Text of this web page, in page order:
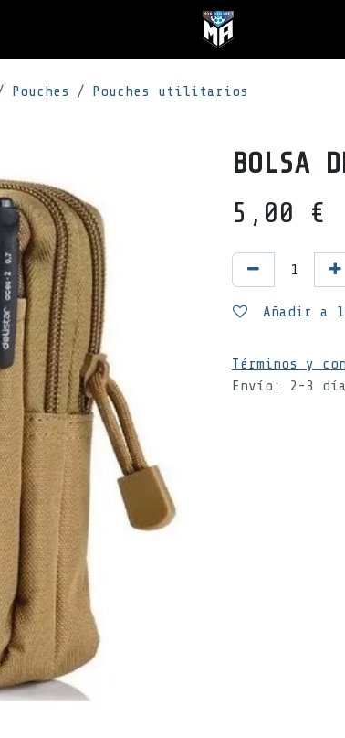
Pouches
Pouches utilitarios
BOLSA
5,00 €
Añadir a
Términos y
Envío: 2-3